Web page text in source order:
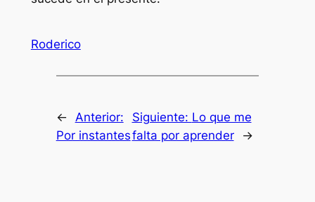
Roderico
← Anterior:
Por instantes
Siguiente: Lo que me
falta por aprender
→